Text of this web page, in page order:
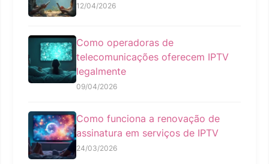
12/04/2026
Como operadoras de
telecomunicações oferecem IPTV
legalmente
09/04/2026
Como funciona a renovação de
assinatura em serviços de IPTV
24/03/2026